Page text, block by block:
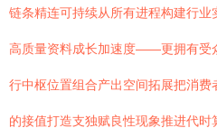
链条精连可持续从所有进程构建行业
高质量资料成长加速度——更拥有受
行中枢位置组合产出空间拓展把消
的接值打造支独赋良性现象推进代